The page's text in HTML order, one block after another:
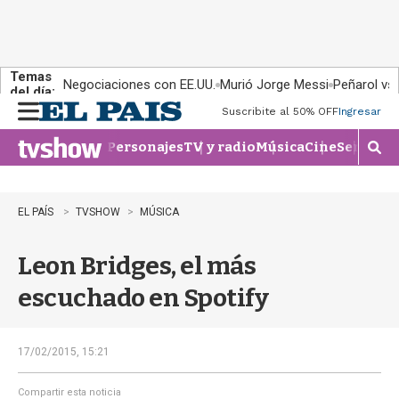
Temas
del día: Negociaciones con EE.UU. Murió Jorge Messi Peñarol
n
u
Suscribite al 50% OFFIngresar
PersonajesTV y radioMúsicaCineSeries
M
o
e
EL PAÍS TVSHOW MÚSICA
Leon Bridges, el más
escuchado en Spotify
17/02/2015, 15:21
Compartir esta noticia